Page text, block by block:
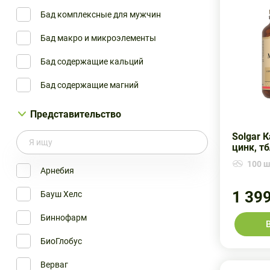
Отисифарм
Отисифарм ПАО
Пик-Фарма ООО
РеалКапс
Санофи ОТС
Славянская Аптека ООО
Уралбиофарм ОАО
Бад комплексные для мужчин
Бад макро и микроэлементы
Бад содержащие кальций
Бад содержащие магний
Препараты магния
Представительство
Арнебия
Бауш Хелс
Биннофарм
БиоГлобус
Верваг
Solgar
цинк,
100
1